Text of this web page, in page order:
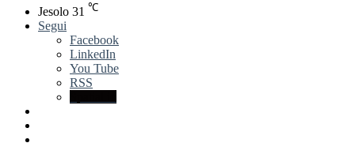
Jesolo 31 ℃
Segui
Facebook
LinkedIn
You Tube
RSS